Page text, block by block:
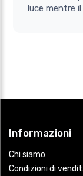
luce mentre
Informazioni
Chi siamo
Condizioni di